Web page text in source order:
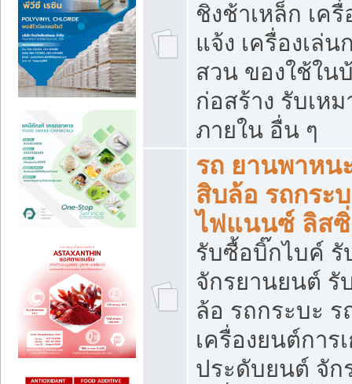
ชิงช้าเหล็ก เค
แจ้ง เครื่องเล่น
สวน ของใช้ใน
ก่อสร้าง รับเห
ภายใน อื่น ๆ
รถ ยานพาหน
สิบล้อ รถกระ
ไฟแนนซ์ ลิส
รับซื้อบิ๊กไบค์
จักรยานยนต์ รั
ล้อ รถกระบะ
เครื่องยนต์การ
ประดับยนต์ จัก